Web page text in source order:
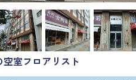
室フロアリスト